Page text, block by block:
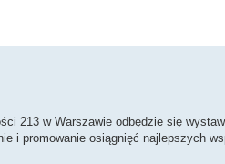
213 w Warszawie odbędzie się
i promowanie osiągnięć najlepszych